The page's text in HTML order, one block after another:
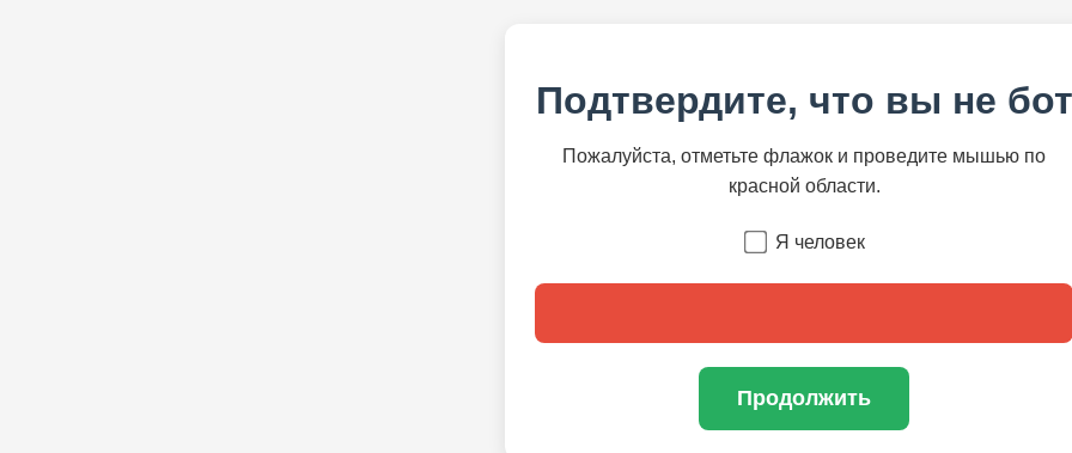
Подтвердите, что вы не бот
Пожалуйста, отметьте флажок и проведите мышью по
красной области.
Я человек
Продолжить